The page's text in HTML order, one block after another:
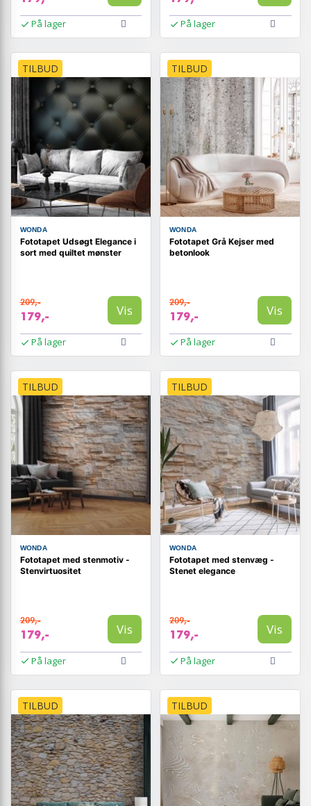
På lager På lager
TILBUD
WONDA
Fototapet Udsøgt Elegance i
sort med quiltet mønster
209,-
179,- Vis
På lager
TILBUD
WONDA
Fototapet Grå Kejser med
betonlook
209,-
179,- Vis
På lager
TILBUD
WONDA
Fototapet med stenmotiv -
Stenvirtuositet
209,-
179,- Vis
På lager
TILBUD
WONDA
Fototapet med stenvæg -
Stenet elegance
209,-
179,- Vis
På lager
TILBUD TILBUD